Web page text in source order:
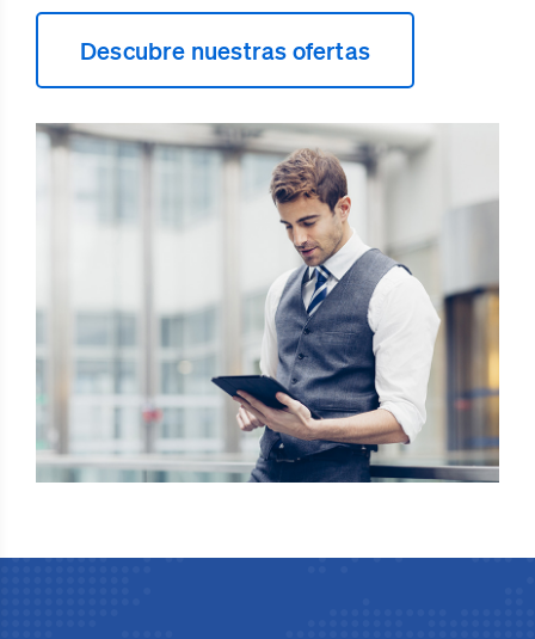
Descubre nuestras ofertas